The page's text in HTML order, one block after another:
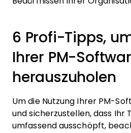
6 Profi-Tipps,
Ihrer PM-
herauszuholen
Um die Nutzung Ihrer PM-
und sicherzustellen, dass Ihr
umfassend ausschöpft,